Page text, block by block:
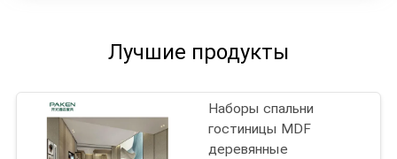
Лучшие продукты
Наборы спальни
гостиницы MDF
деревянные